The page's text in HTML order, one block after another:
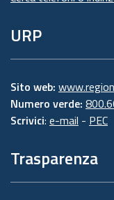
URP
Sito web:
Numero verde:
Scrivici: e-mail - PEC
Trasparenza